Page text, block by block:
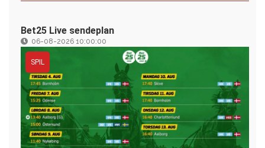
Bet25 Live sendeplan
06-08-2026 10:00:00
SPIL